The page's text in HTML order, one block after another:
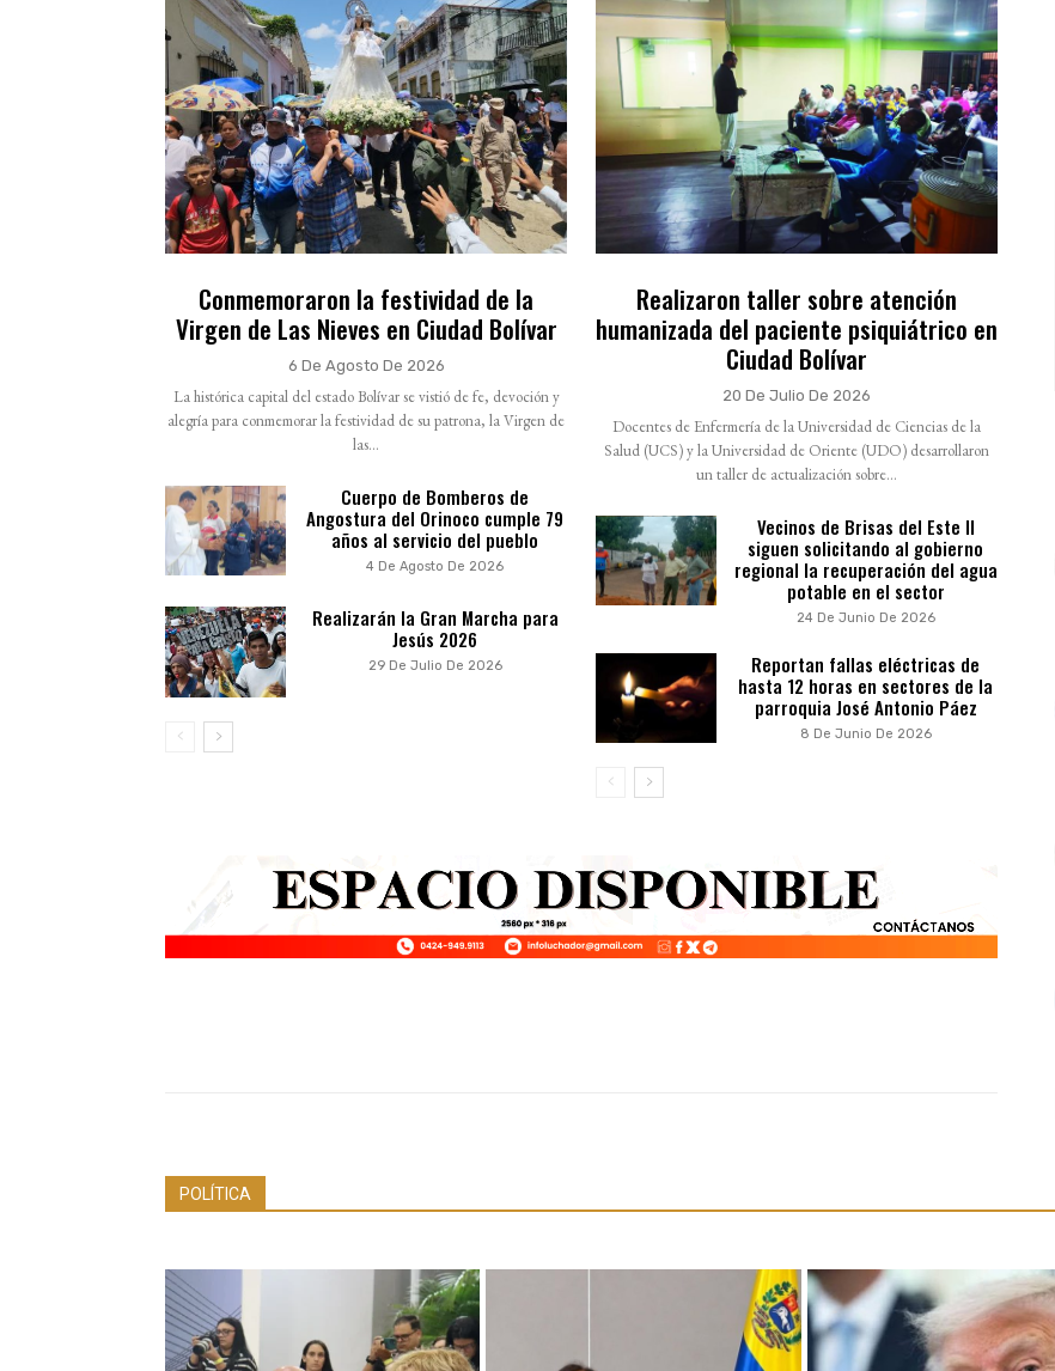
Conmemoraron la festividad de la
Virgen de Las Nieves en Ciudad Bolívar
6 De Agosto De 2026
La histórica capital del estado Bolívar se vistió de fe, devoción y
alegría para conmemorar la festividad de su patrona, la Virgen de
las...
Cuerpo de Bomberos de
Angostura del Orinoco cumple 79
años al servicio del pueblo
4 De Agosto De 2026
Realizarán la Gran Marcha para
Jesús 2026
29 De Julio De 2026
Realizaron taller sobre atención
humanizada del paciente psiquiátrico en
Ciudad Bolívar
20 De Julio De 2026
Docentes de Enfermería de la Universidad de Ciencias de la
Salud (UCS) y la Universidad de Oriente (UDO) desarrollaron
un taller de actualización sobre...
Vecinos de Brisas del Este II
siguen solicitando al gobierno
regional la recuperación del agua
potable en el sector
24 De Junio De 2026
Reportan fallas eléctricas de
hasta 12 horas en sectores de la
parroquia José Antonio Páez
8 De Junio De 2026
POLÍTICA